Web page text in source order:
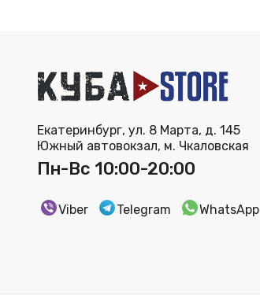
Екатеринбург, ул. 8 Марта, д. 145
Южный автовокзал, м. Чкаловская
Пн-Вс 10:00-20:00
Viber Telegram WhatsApp